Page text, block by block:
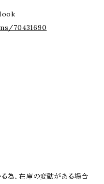
70431690
為、在庫の変動がある場合